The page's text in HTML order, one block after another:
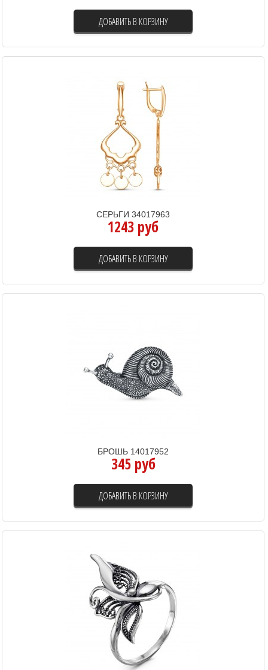
ДОБАВИТЬ В КОРЗИНУ
СЕРЬГИ 34017963
1243 руб
ДОБАВИТЬ В КОРЗИНУ
БРОШЬ 14017952
345 руб
ДОБАВИТЬ В КОРЗИНУ